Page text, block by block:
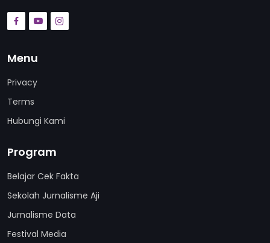
Menu
Privacy
Terms
Hubungi Kami
Program
Belajar Cek Fakta
Sekolah Jurnalisme Aji
Jurnalisme Data
Festival Media